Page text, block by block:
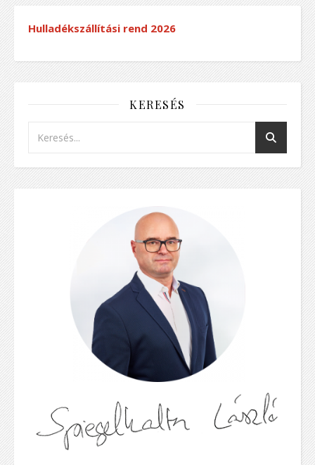
Hulladékszállítási rend 2026
KERESÉS